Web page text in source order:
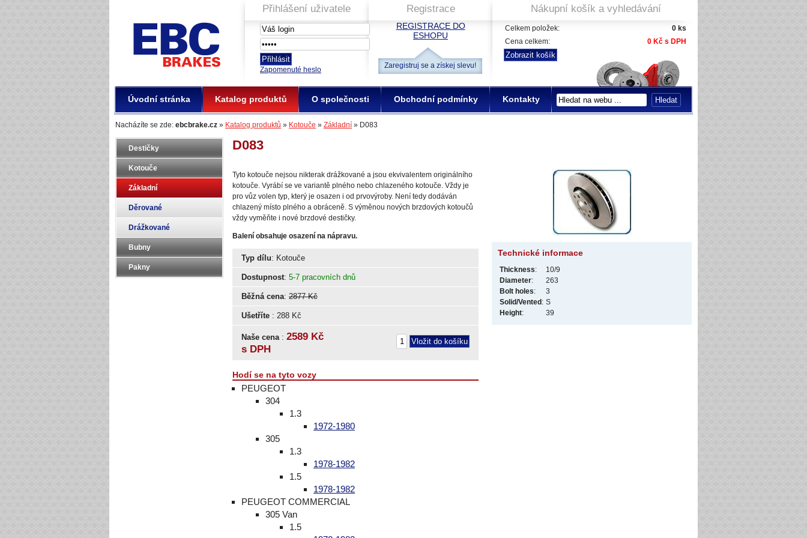
EBC Brakes
Nacházíte se zde: ebcbrake.cz » Katalog produktů » Kotouče » Základní » D083
Destičky
Kotouče
Základní
Děrované
Drážkované
Bubny
Pakny
D083
Tyto kotouče nejsou nikterak drážkované a jsou ekvivalentem originálního
kotouče. Vyrábí se ve variantě plného nebo chlazeného kotouče. Vždy je
pro vůz volen typ, který je osazen i od prvovýroby. Není tedy dodáván
chlazený místo plného a obráceně. S výměnou nových brzdových kotoučů
vždy vyměňte i nové brzdové destičky.
Balení obsahuje osazení na nápravu.
Typ dílu: Kotouče
Dostupnost: 5-7 pracovních dnů
Běžná cena: 2877 Kč
Ušetříte : 288 Kč
Naše cena : 2589 Kč
s DPH
Hodí se na tyto vozy
PEUGEOT
304
1.3
1972-1980
305
1.3
1978-1982
1.5
1978-1982
PEUGEOT COMMERCIAL
305 Van
1.5
Technické informace
Thickness:
10/9
Diameter:
263
Bolt holes:
3
Solid/Vented : S
Height: 39
Úvodní stránka Katalog produktů O společnosti Obchodní podmínky Kontakty
Přihlášení uživatele
Zapomenuté heslo
Registrace
REGISTRACE DO
ESHOPU
Zaregistruj se a získej slevu!
Nákupní košík a vyhledávání
Celkem položek:
0 ks
Cena celkem:
0 Kč s DPH